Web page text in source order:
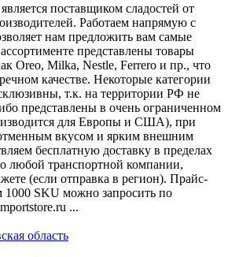
поставщиком сладостей от
Работаем напрямую с
нам предложить вам самые
представлены товары
Oreo, Milka, Nestle, Ferrero и пр., что
качестве. Некоторые категории
т.к. на территории РФ не
представлены в очень ограниченном
для Европы и США), при
вкусом и ярким внешним
бесплатную доставку в пределах
любой транспортной компании,
(если отправка в регион). Прайс-
1000 SKU можно запросить по
...
область